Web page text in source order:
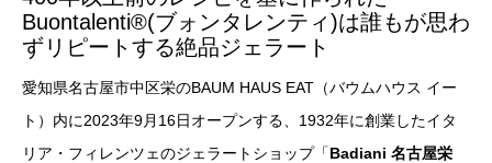
Buontalenti®(ブォンタレンティ)は誰もが思わ
ずリピートする絶品ジェラート
愛知県名古屋市中区栄のBAUM HAUS EAT（バウムハウス イー
ト）内に2023年9月16日オープンする、1932年に創業したイタ
リア・フィレンツェのジェラートショップ「Badiani 名古屋栄